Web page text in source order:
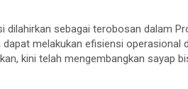
dilahirkan sebagai terobosan dalam
melakukan efisiensi operasional
kini telah mengembangkan sayap